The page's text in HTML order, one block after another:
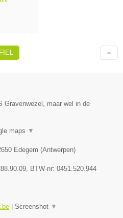
Gravenwezel, maar wel in de
maps ▼
Edegem (Antwerpen)
, BTW-nr: 0451.520.944
Screenshot ▼